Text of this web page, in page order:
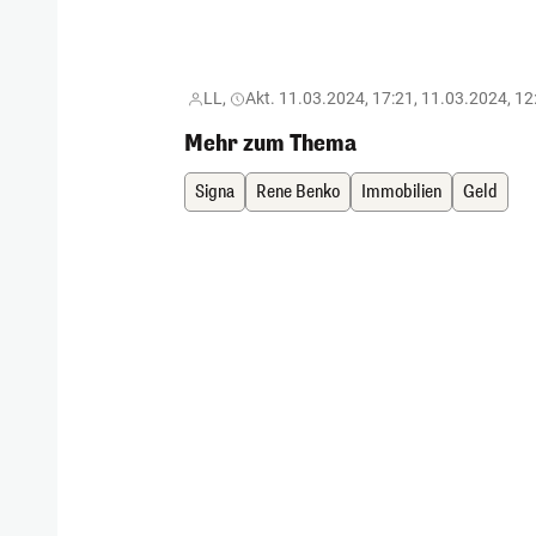
LL, Akt. 11.03.2024, 17:21, 11.03.2024,
Mehr zum Thema
Signa Rene Benko Immobilien Geld